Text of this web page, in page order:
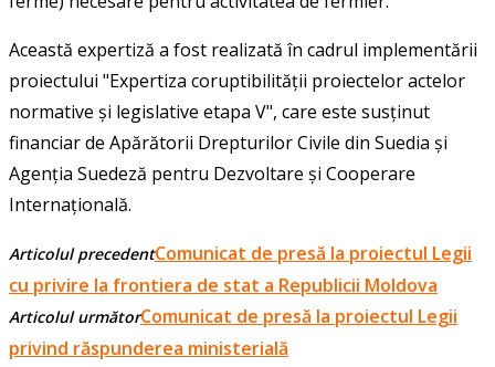
Această expertiză a fost realizată în cadrul implementării
proiectului "Expertiza coruptibilității proiectelor actelor
normative și legislative etapa V", care este susținut
financiar de Apărătorii Drepturilor Civile din Suedia și
Agenția Suedeză pentru Dezvoltare și Cooperare
Internațională.
Articolul precedentComunicat de presă la proiectul Legii
cu privire la frontiera de stat a Republicii Moldova
Articolul următorComunicat de presă la proiectul Legii
privind răspunderea ministerială